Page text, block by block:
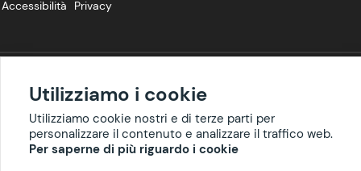
Accessibilità Privacy
Copyright ©BIBLIOTOSCANA: tutti i diritti riservati quanto ai dati delle
cc-by-sa.
Utilizziamo i cookie
Utilizziamo cookie nostri e di terze parti per
personalizzare il contenuto e analizzare il traffico web.
Per saperne di più riguardo i cookie